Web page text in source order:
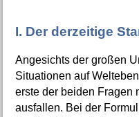
I. Der derzeitige
Angesichts der großen
Situationen auf
erste der beiden Fragen
ausfallen. Bei der